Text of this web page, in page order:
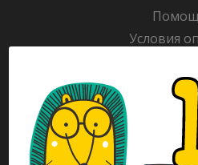
Условия
Гарантия